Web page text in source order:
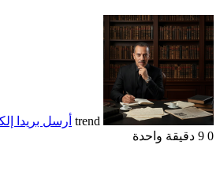
trend أرسل بريدا
0
دقيقة واحدة